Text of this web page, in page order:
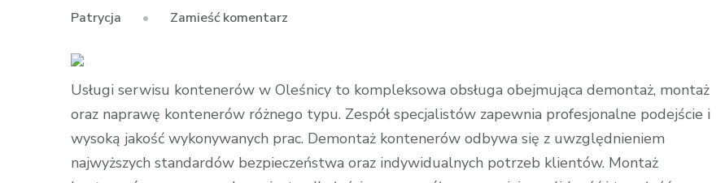
Patrycja Zamieść komentarz
na
okazję:
Elastyczne
rozwiązania
Usługi serwisu kontenerów w Oleśnicy to kompleksowa obsługa obejmująca demontaż, montaż
oraz naprawę kontenerów różnego typu. Zespół specjalistów zapewnia profesjonalne podejście i
wysoką jakość wykonywanych prac. Demontaż kontenerów odbywa się z uwzględnieniem
najwyższych standardów bezpieczeństwa oraz indywidualnych potrzeb klientów. Montaż